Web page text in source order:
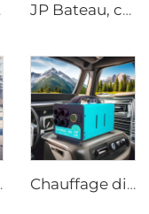
caravane JP Bateau, caravane, fourgon aménagé, motorhome, RV Poêle à gaz inox avec brûleur escamotable et évier intégré avec robinet
voiture et camping-car Chauffage diesel air stationnaire JP 12v 2kw pour divers véhicules avec contrôleur LED en hiver